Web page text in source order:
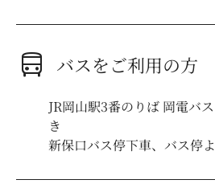
directions_bus バスをご利用の方
JR岡山駅3番のりば 岡電バ
き
新保口バス停下車、バス停よ